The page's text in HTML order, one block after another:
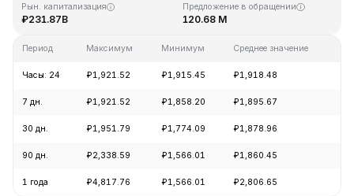
Рын. капитализация
₽231.87B
Предложение в обращении
120.68 M
Период Максимум Минимум Среднее значение
Часы: 24 ₽1,921.52 ₽1,915.45 ₽1,918.48
7 дн. ₽1,921.52 ₽1,858.20 ₽1,895.67
30 дн. ₽1,951.79 ₽1,774.09 ₽1,878.96
90 дн. ₽2,338.59 ₽1,566.01 ₽1,860.45
1 года ₽4,817.76 ₽1,566.01 ₽2,806.65